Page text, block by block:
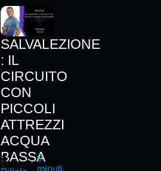
SALVALEZIONE
: IL
CIRCUITO
CON
PICCOLI
ATTREZZI
ACQUA
BASSA
9